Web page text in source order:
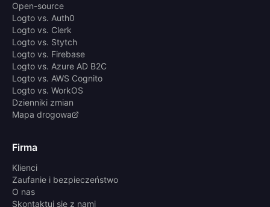
Open-source
Logto vs. Auth0
Logto vs. Clerk
Logto vs. Stytch
Logto vs. Firebase
Logto vs. Azure AD B2C
Logto vs. AWS Cognito
Logto vs. WorkOS
Dzienniki zmian
Mapa drogowa
Firma
Klienci
Zaufanie i bezpieczeństwo
O nas
Skontaktuj się z nami